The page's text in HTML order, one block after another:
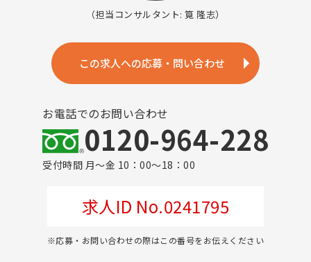
（担当コンサルタント: 筧 隆志）
この求人への応募・問い合わせ
お電話でのお問い合わせ
0120-964-228
受付時間 月～金 10：00～18：00
求人ID No.0241795
※応募・お問い合わせの際はこの番号をお伝えください